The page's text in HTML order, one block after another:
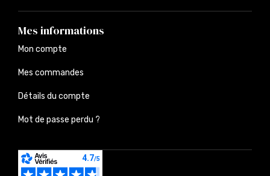
Mes informations
Mon compte
Mes commandes
Détails du compte
Mot de passe perdu ?